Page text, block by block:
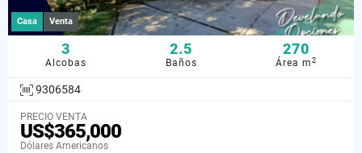
Casa Venta
3
Alcobas
2.5
Baños
270
Área m2
9306584
PRECIO VENTA
US$365,000
Dólares Americanos